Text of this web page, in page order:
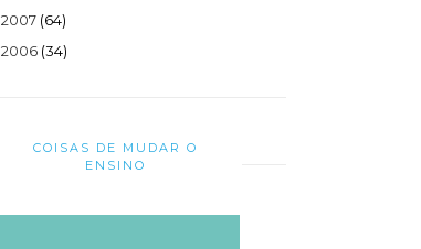
2007 (64)
2006 (34)
COISAS DE MUDAR O
ENSINO